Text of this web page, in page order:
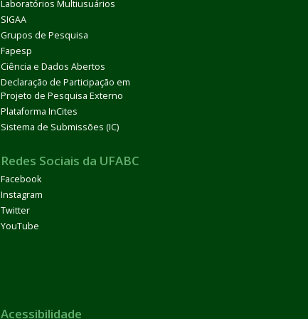
Laboratórios Multiusuários
SIGAA
Grupos de Pesquisa
Fapesp
Ciência e Dados Abertos
Declaração de Participação em
Projeto de Pesquisa Externo
Plataforma InCites
Sistema de Submissões (IC)
Redes Sociais da UFABC
Facebook
Instagram
Twitter
YouTube
Acessibilidade